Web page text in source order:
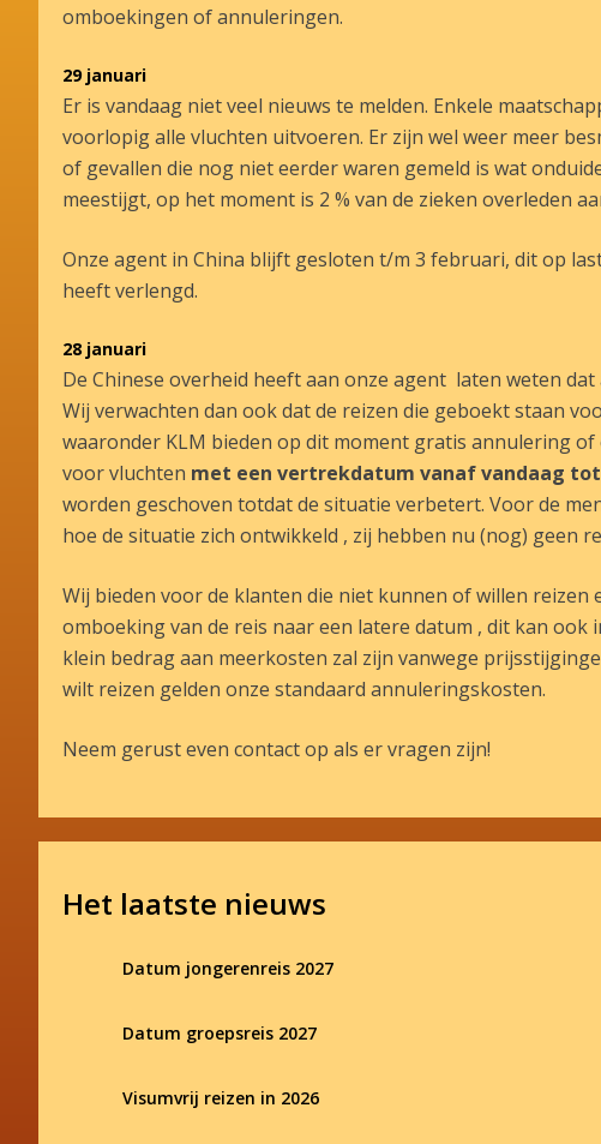
omboekingen of annuleringen.
29 januari
Er is vandaag niet veel nieuws te melden. Enkele
voorlopig alle vluchten uitvoeren. Er zijn wel weer meer
of gevallen die nog niet eerder waren gemeld is wat
meestijgt, op het moment is 2 % van de zieken overleden
Onze agent in China blijft gesloten t/m 3 februari, dit op
heeft verlengd.
28 januari
De Chinese overheid heeft aan onze agent laten weten
Wij verwachten dan ook dat de reizen die geboekt staan
waaronder KLM bieden op dit moment gratis annulering
voor vluchten met een vertrekdatum vanaf vandaag
worden geschoven totdat de situatie verbetert. Voor de
hoe de situatie zich ontwikkeld , zij hebben nu (nog) geen
Wij bieden voor de klanten die niet kunnen of willen
omboeking van de reis naar een latere datum , dit kan ook
klein bedrag aan meerkosten zal zijn vanwege
wilt reizen gelden onze standaard annuleringskosten.
Neem gerust even contact op als er vragen zijn!
Het laatste nieuws
Datum jongerenreis 2027
Datum groepsreis 2027
Visumvrij reizen in 2026